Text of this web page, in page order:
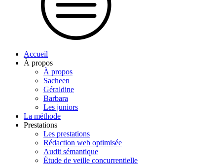
Accueil
À propos
À propos
Sacheen
Géraldine
Barbara
Les juniors
La méthode
Prestations
Les prestations
Rédaction web optimisée
Audit sémantique
Étude de veille concurrentielle